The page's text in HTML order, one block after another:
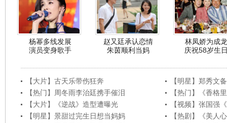
杨幂多线发展
演员变身歌手
赵又廷承认恋情
朱茵顺利当妈
林凤娇为成龙
庆祝58岁生
【大片】古天乐带伤狂奔
【明星】郑秀文
【热门】周冬雨李治廷携手催泪
【热门】《香格
【大片】《逆战》造型遭曝光
【视频】张国强
【明星】景甜过完生日想当妈妈
【热剧】《美人